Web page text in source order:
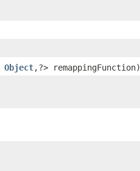
Object,?> remappingFunction)